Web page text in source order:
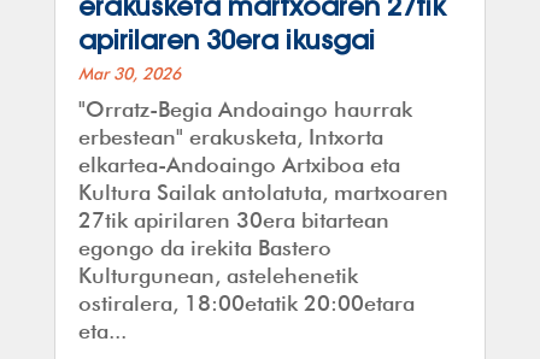
erakusketa martxoaren 27tik
apirilaren 30era ikusgai
Mar 30, 2026
"Orratz-Begia Andoaingo haurrak
erbestean" erakusketa, Intxorta
elkartea-Andoaingo Artxiboa eta
Kultura Sailak antolatuta, martxoaren
27tik apirilaren 30era bitartean
egongo da irekita Bastero
Kulturgunean, astelehenetik
ostiralera, 18:00etatik 20:00etara
eta...